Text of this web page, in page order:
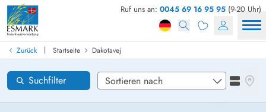
Ruf uns an: 0045 69 16 95 95 (9-20 Uhr)
Zurück | Startseite Dakotavej
Dakotavej
Suchfilter
Ferienhaus in Dänemark finden
Anreise
Gebiete